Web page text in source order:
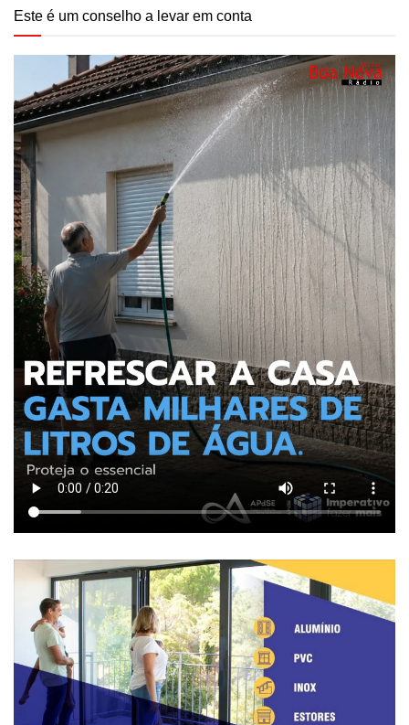
Este é um conselho a levar em conta